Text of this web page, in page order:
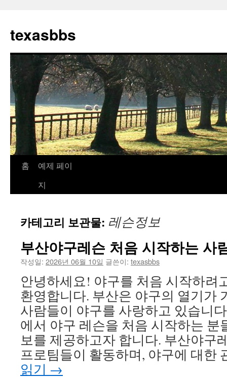
츠
로
뛰
기
texasbbs
홈
예제 페이
지
카테고리 보관물: 레슨정보
부산야구레슨 처음 시작하는 사
작성일: 2026년 06월 10일 글쓴이: texasbbs
안녕하세요! 야구를 처음 시작하려
환영합니다. 부산은 야구의 열기가
사람들이 야구를 사랑하고 있습니
에서 야구 레슨을 처음 시작하는 분
보를 제공하고자 합니다. 부산야구
프로팀들이 활동하며, 야구에 대
읽기 →